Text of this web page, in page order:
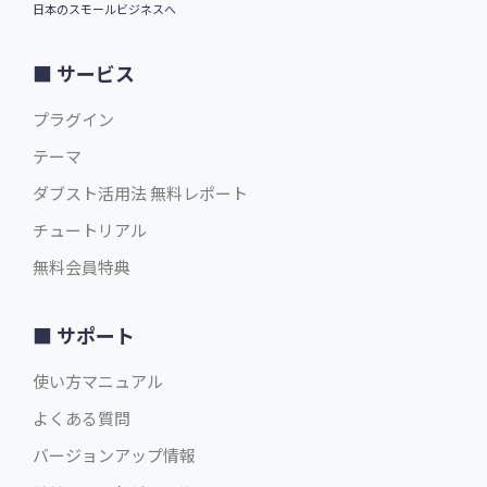
日本のスモールビジネスへ
サービス
プラグイン
テーマ
ダブスト活用法 無料レポート
チュートリアル
無料会員特典
サポート
使い方マニュアル
よくある質問
バージョンアップ情報